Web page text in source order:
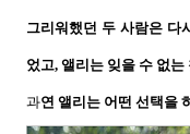
그리워했던 두 사람은 다시
었고, 앨리는 잊을 수 없는
과연 앨리는 어떤 선택을